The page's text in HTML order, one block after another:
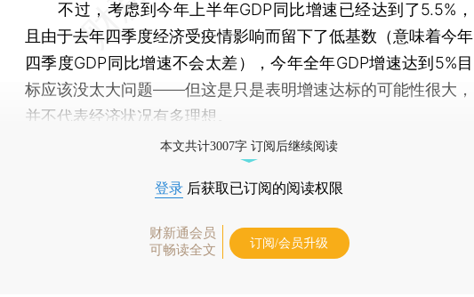
不过，考虑到今年上半年GDP同比增速已经达到了5.5%，
且由于去年四季度经济受疫情影响而留下了低基数（意味着今年
四季度GDP同比增速不会太差），今年全年GDP增速达到5%目
标应该没太大问题——但这是只是表明增速达标的可能性很大，
并不代表经济状况有多理想。
本文共计3007字 订阅后继续阅读
登录 后获取已订阅的阅读权限
财新通会员
可畅读全文
订阅/会员升级